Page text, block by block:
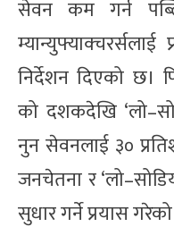
सेवन कम गर्न
निर्देशन दिएको छ।
को दशकदेखि
नुन सेवनलाई ३०
जनचेतना र
सुधार गर्ने प्रयास